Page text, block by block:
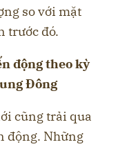
so với mặt
trước đó.
động theo kỳ
Đông
cũng trải qua
động. Những